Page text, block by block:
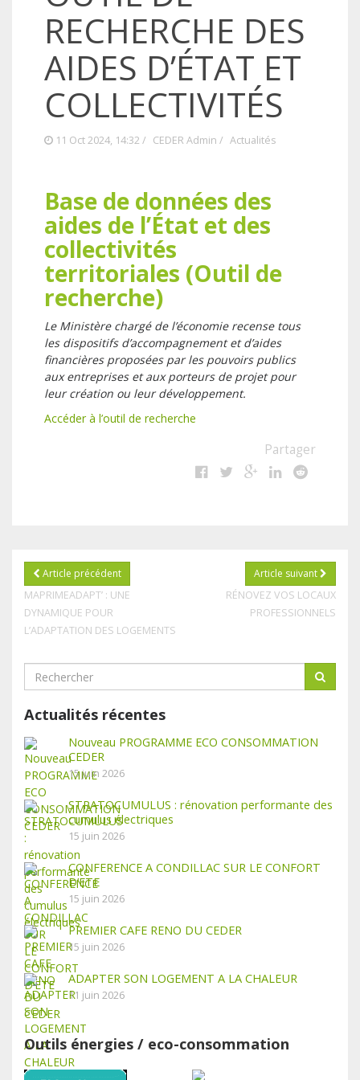
RECHERCHE DES
AIDES D’ÉTAT ET
COLLECTIVITÉS
11 Oct 2024, 14:32 / CEDER Admin / Actualités
Base de données des
aides de l’État et des
collectivités
territoriales (Outil de
recherche)
Le Ministère chargé de l’économie recense tous
les dispositifs d’accompagnement et d’aides
financières proposées par les pouvoirs publics
aux entreprises et aux porteurs de projet pour
leur création ou leur développement.
Accéder à l’outil de recherche
Partager
Article précédent
MAPRIMEADAPT’ : UNE
DYNAMIQUE POUR
L’ADAPTATION DES LOGEMENTS
Article suivant
RÉNOVEZ VOS LOCAUX
PROFESSIONNELS
Actualités récentes
Nouveau PROGRAMME ECO CONSOMMATION
CEDER
15 juin 2026
STRATOCUMULUS : rénovation performante des
cumulus électriques
15 juin 2026
CONFERENCE A CONDILLAC SUR LE CONFORT
D’ETE
15 juin 2026
PREMIER CAFE RENO DU CEDER
15 juin 2026
ADAPTER SON LOGEMENT A LA CHALEUR
11 juin 2026
Outils énergies / eco-consommation